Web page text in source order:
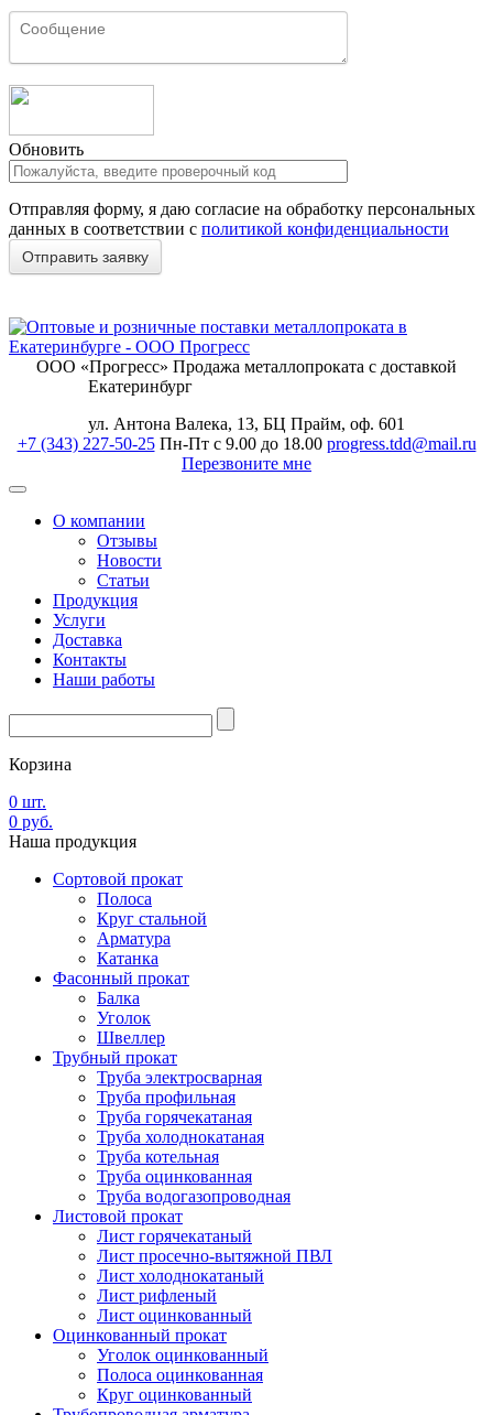
Обновить
Отправляя форму, я даю согласие на обработку персональных
данных в соответствии с политикой конфиденциальности
ООО «Прогресс» Продажа металлопроката с доставкой
Екатеринбург
ул. Антона Валека, 13, БЦ Прайм, оф. 601
+7 (343) 227-50-25 Пн-Пт с 9.00 до 18.00 progress.tdd@mail.ru
Перезвоните мне
О компании
Отзывы
Новости
Статьи
Продукция
Услуги
Доставка
Контакты
Наши работы
Корзина
0 шт.
0 руб.
Наша продукция
Сортовой прокат
Полоса
Круг стальной
Арматура
Катанка
Фасонный прокат
Балка
Уголок
Швеллер
Трубный прокат
Труба электросварная
Труба профильная
Труба горячекатаная
Труба холоднокатаная
Труба котельная
Труба оцинкованная
Труба водогазопроводная
Листовой прокат
Лист горячекатаный
Лист просечно-вытяжной ПВЛ
Лист холоднокатаный
Лист рифленый
Лист оцинкованный
Оцинкованный прокат
Уголок оцинкованный
Полоса оцинкованная
Круг оцинкованный